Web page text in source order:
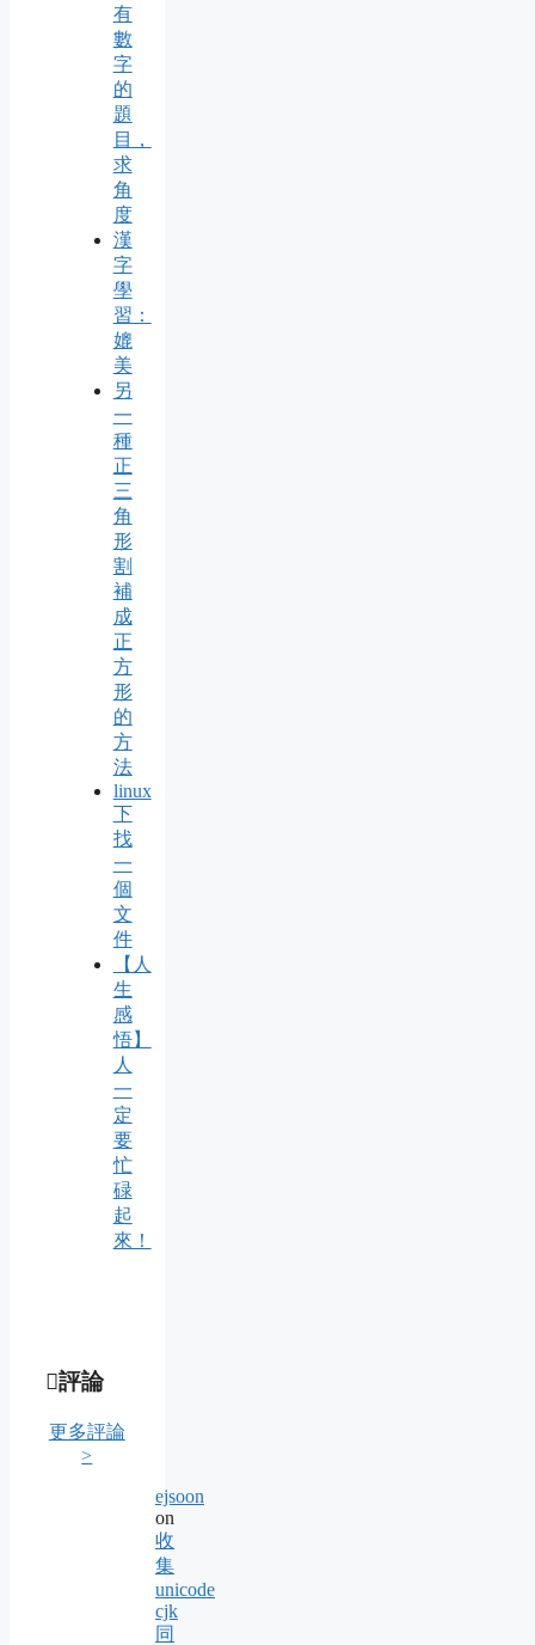
有
數
字
的
題
目，
求
角
度
漢
字
學
習：
媲
美
另
一
種
正
三
角
形
割
補
成
正
方
形
的
方
法
linux
下
找
一
個
文
件
【人
生
感
悟】
人
一
定
要
忙
碌
起
來！
評論
更多評論
>
ejsoon
on
收
集
unicode
cjk
同